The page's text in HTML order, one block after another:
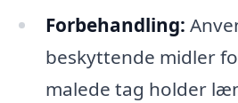
Forbehandling:
beskyttende midler
malede tag holder